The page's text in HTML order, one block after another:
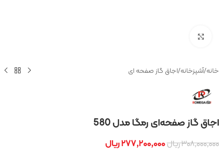
خانه/آشپزخانه/اجاق گاز صفحه ای
اجاق‌ گاز صفحه‌ای رمگا مدل 580
۳۰۸,۰۰۰,۰۰۰ریال۲۷۷,۲۰۰,۰۰۰ریال